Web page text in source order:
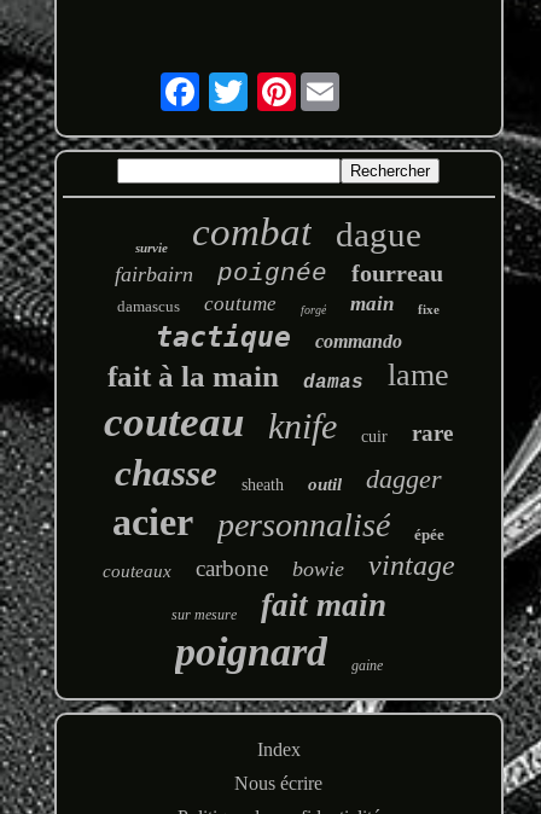
Pinterest
survie combat dague
fairbairn poignée fourreau
damascus coutume forgé main fixe
tactique commando
fait à la main damas lame
couteau knife cuir rare
chasse sheath outil dagger
acier personnalisé épée
couteaux carbone bowie vintage
sur mesure fait main
poignard gaine
Index
Nous écrire